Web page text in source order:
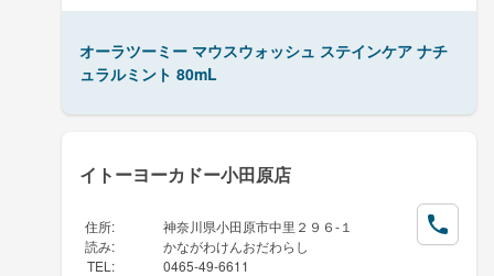
オーラツーミー マウスウォッシュ ステインケア ナチ
ュラルミント 80mL
イトーヨーカドー小田原店
住所:
神奈川県小田原市中里２９６-１
読み:
かながわけんおだわらし
TEL : 0465-49-6611